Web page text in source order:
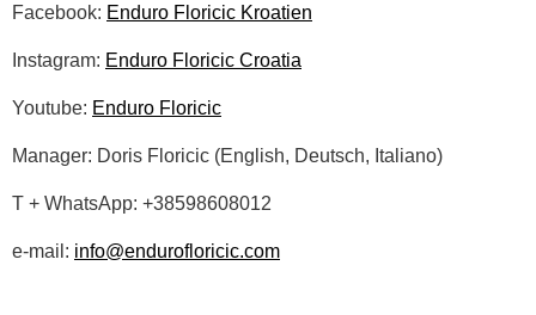
Facebook: Enduro Floricic Kroatien
Instagram: Enduro Floricic Croatia
Youtube: Enduro Floricic
Manager: Doris Floricic (English, Deutsch, Italiano)
T + WhatsApp: +38598608012
e-mail: info@endurofloricic.com